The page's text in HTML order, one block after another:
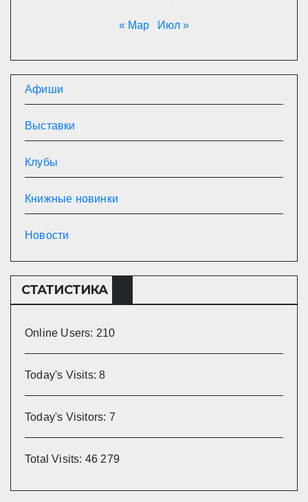
« Мар Июл »
Афиши
Выставки
Клубы
Книжные новинки
Новости
СТАТИСТИКА
Online Users: 210
Today's Visits:8
Today's Visitors: 7
Total Visits: 46 279